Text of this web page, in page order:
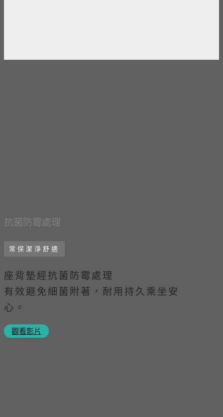
抗菌防霉處理
常保潔淨舒適
座背墊經抗菌防霉處理
有效避免細菌附著，耐用持久乘坐安
心。
觀看影片